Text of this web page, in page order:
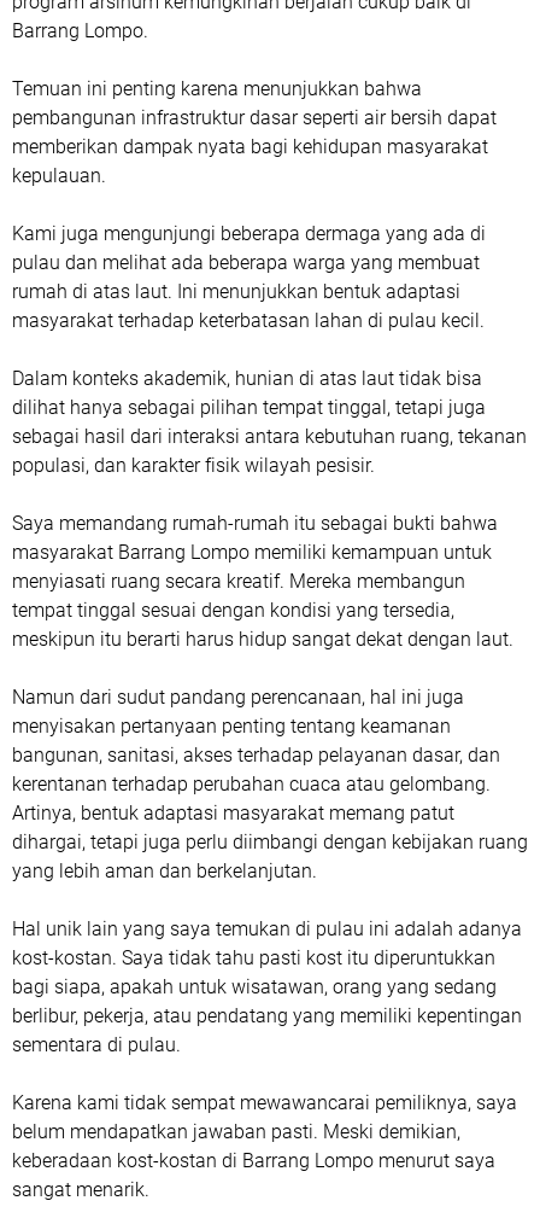
Barrang Lompo.
Temuan ini penting karena menunjukkan bahwa
pembangunan infrastruktur dasar seperti air bersih dapat
memberikan dampak nyata bagi kehidupan masyarakat
kepulauan.
Kami juga mengunjungi beberapa dermaga yang ada di
pulau dan melihat ada beberapa warga yang membuat
rumah di atas laut. Ini menunjukkan bentuk adaptasi
masyarakat terhadap keterbatasan lahan di pulau kecil.
Dalam konteks akademik, hunian di atas laut tidak bisa
dilihat hanya sebagai pilihan tempat tinggal, tetapi juga
sebagai hasil dari interaksi antara kebutuhan ruang, tekanan
populasi, dan karakter fisik wilayah pesisir.
Saya memandang rumah-rumah itu sebagai bukti bahwa
masyarakat Barrang Lompo memiliki kemampuan untuk
menyiasati ruang secara kreatif. Mereka membangun
tempat tinggal sesuai dengan kondisi yang tersedia,
meskipun itu berarti harus hidup sangat dekat dengan laut.
Namun dari sudut pandang perencanaan, hal ini juga
menyisakan pertanyaan penting tentang keamanan
bangunan, sanitasi, akses terhadap pelayanan dasar, dan
kerentanan terhadap perubahan cuaca atau gelombang.
Artinya, bentuk adaptasi masyarakat memang patut
dihargai, tetapi juga perlu diimbangi dengan kebijakan ruang
yang lebih aman dan berkelanjutan.
Hal unik lain yang saya temukan di pulau ini adalah adanya
kost-kostan. Saya tidak tahu pasti kost itu diperuntukkan
bagi siapa, apakah untuk wisatawan, orang yang sedang
berlibur, pekerja, atau pendatang yang memiliki kepentingan
sementara di pulau.
Karena kami tidak sempat mewawancarai pemiliknya, saya
belum mendapatkan jawaban pasti. Meski demikian,
keberadaan kost-kostan di Barrang Lompo menurut saya
sangat menarik.